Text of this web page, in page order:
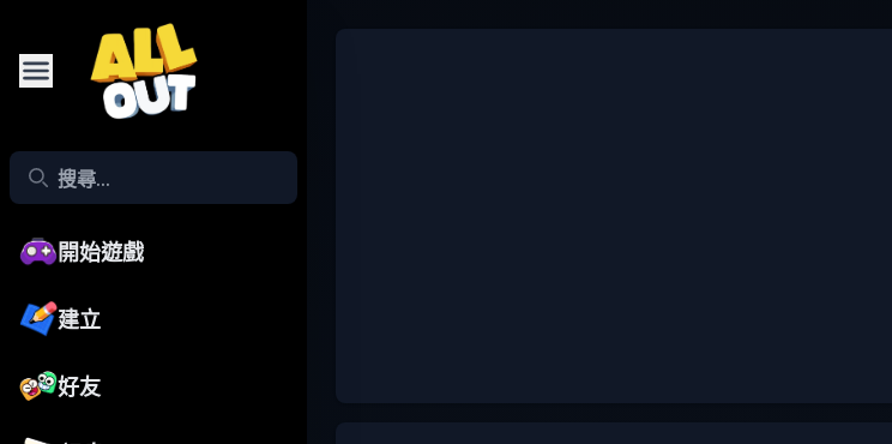
開始遊戲
建立
好友